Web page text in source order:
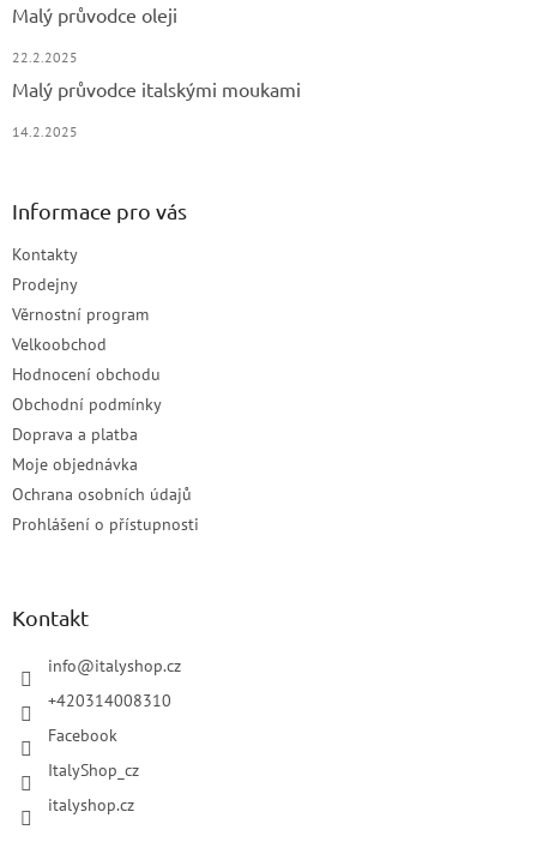
Malý průvodce oleji
22.2.2025
Malý průvodce italskými moukami
14.2.2025
Informace pro vás
Kontakty
Prodejny
Věrnostní program
Velkoobchod
Hodnocení obchodu
Obchodní podmínky
Doprava a platba
Moje objednávka
Ochrana osobních údajů
Prohlášení o přístupnosti
Kontakt
info@italyshop.cz
+420314008310
Facebook
ItalyShop_cz
italyshop.cz